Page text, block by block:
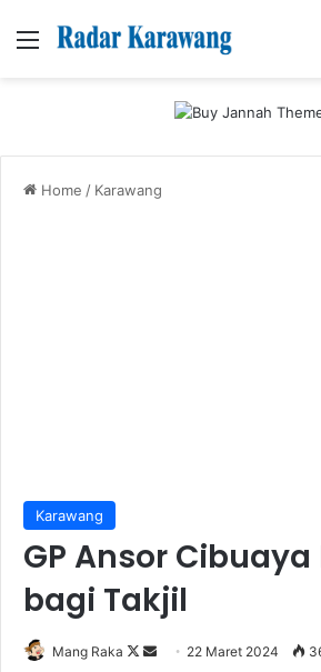
Menu
Home / Karawang
Karawang
GP Ansor
bagi Takjil
Mang Raka
Follow
Send 22 Maret 2024